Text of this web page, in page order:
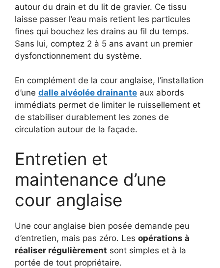
autour du drain et du lit de gravier. Ce tissu
laisse passer l’eau mais retient les particules
fines qui bouchez les drains au fil du temps.
Sans lui, comptez 2 à 5 ans avant un premier
dysfonctionnement du système.
En complément de la cour anglaise, l’installation
d’une dalle alvéolée drainante aux abords
immédiats permet de limiter le ruissellement et
de stabiliser durablement les zones de
circulation autour de la façade.
Entretien et
maintenance d’une
cour anglaise
Une cour anglaise bien posée demande peu
d’entretien, mais pas zéro. Les opérations à
réaliser régulièrement sont simples et à la
portée de tout propriétaire.